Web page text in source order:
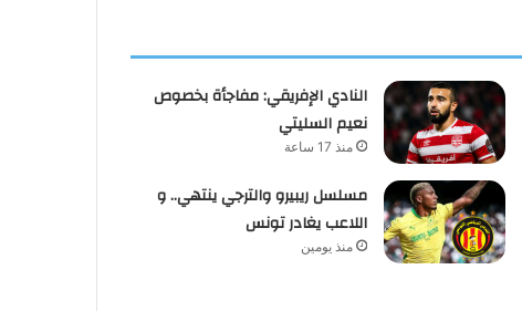
النادي الإفريقي: مفاجأة بخصوص
نعيم السليتي
منذ 17 ساعة
مسلسل ريبيرو والترجي ينتهي.. و
اللاعب يغادر تونس
منذ يومين